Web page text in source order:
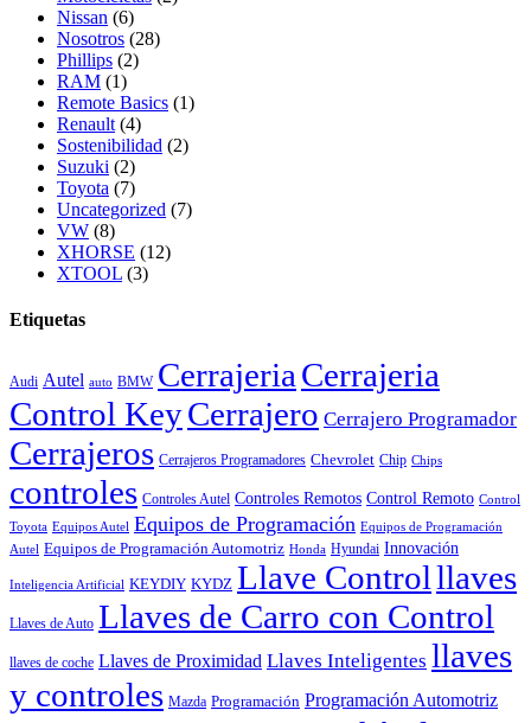
Nissan (6)
Nosotros (28)
Phillips (2)
RAM (1)
Remote Basics (1)
Renault (4)
Sostenibilidad (2)
Suzuki (2)
Toyota (7)
Uncategorized (7)
VW (8)
XHORSE (12)
XTOOL (3)
Etiquetas
Audi Autel auto BMW Cerrajeria Cerrajeria
Control KeyCerrajero Cerrajero Programador
Cerrajeros Cerrajeros Programadores Chevrolet Chip Chips
controles Controles Autel Controles Remotos Control Remoto Control
Toyota Equipos Autel Equipos de Programación Equipos de Programación
Autel Equipos de Programación Automotriz Honda Hyundai Innovación
Inteligencia Artificial KEYDIY KYDZ Llave Controlllaves
Llaves de Auto Llaves de Carro con Control
llaves de coche Llaves de Proximidad Llaves Inteligentes llaves
y controles Mazda Programación Programación Automotriz